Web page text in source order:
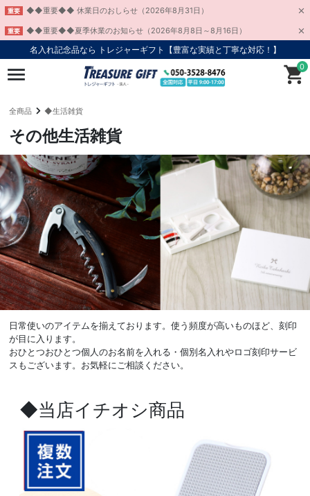
重要 ◆◆重要◆◆ 休業日のおしらせ（2026年8月31日）
重要
◆◆重要◆◆夏季休業のお知らせ（2026年8月8日～8月16日）
名入れ記念品なら トレジャーギフト【豊富な実績と丁寧な対応！】
0
全商品 ◆生活雑貨
その他生活雑貨
日常使いのアイテムを揃えております。使う頻度が高いものほど、刻印
が目に入ります。
おひとつおひとつ個人のお名前を入れる・個別名入れやロゴ刻印サービ
スもございます。お気軽にご相談ください。
◆当店イチオシ商品